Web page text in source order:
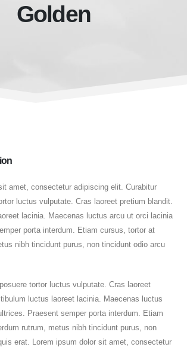
Golden
amet, consectetur adipiscing elit. Curabitur
luctus vulputate. Cras laoreet pretium blandit.
lacinia. Maecenas luctus arcu ut orci lacinia
porta interdum. Etiam cursus, tortor at
nibh tincidunt purus, non tincidunt odio arcu
tortor luctus vulputate. Cras laoreet
luctus laoreet lacinia. Maecenas luctus
Praesent semper porta interdum. Etiam
rutrum, metus nibh tincidunt purus, non
erat. Lorem ipsum dolor sit amet, consectetur